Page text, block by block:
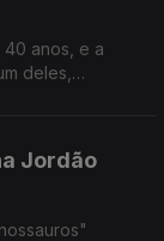
anos, e a
deles,
Jordão